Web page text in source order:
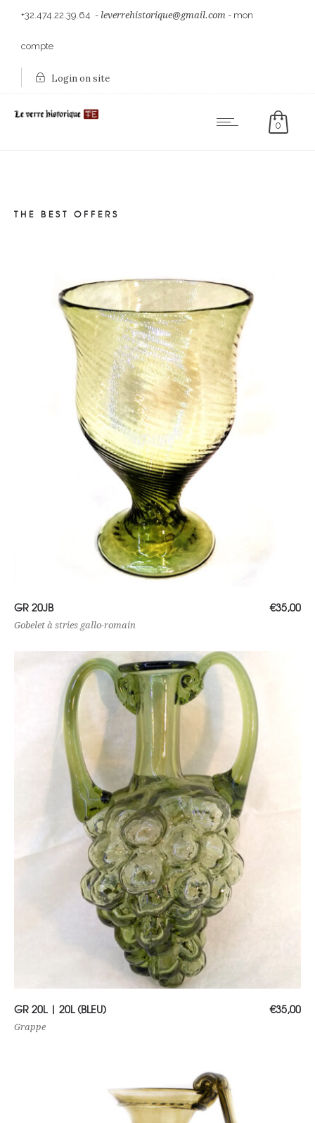
+32.474.22.39.64 - leverrehistorique@gmail.com - mon
compte
Login on site
0
THE BEST OFFERS
Lire la suite
GR 20JB €35,00
Gobelet à stries gallo-romain
Choix des options
GR 20L | 20L (BLEU) €35,00
Grappe